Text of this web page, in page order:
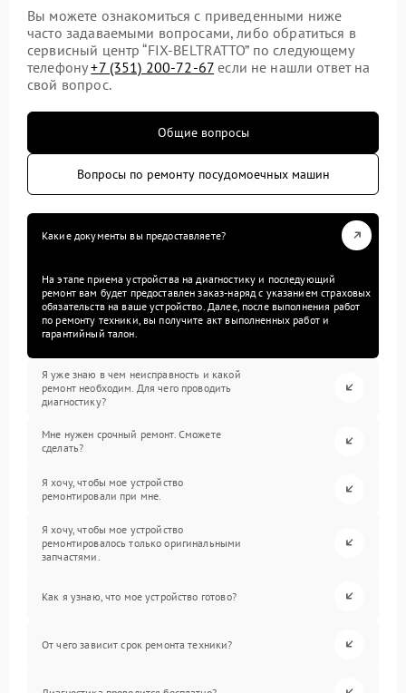
Вы можете ознакомиться с приведенными ниже
часто задаваемыми вопросами, либо обратиться в
сервисный центр “FIX-BELTRATTO” по следующему
телефону+7 (351) 200-72-67 если не нашли ответ на
свой вопрос.
Общие вопросы
Вопросы по ремонту посудомоечных машин
Какие документы вы предоставляете?
На этапе приема устройства на диагностику и последующий
ремонт вам будет предоставлен заказ-наряд с указанием страховых
обязательств на ваше устройство. Далее, после выполнения работ
по ремонту техники, вы получите акт выполненных работ и
гарантийный талон.
Я уже знаю в чем неисправность и какой
ремонт необходим. Для чего проводить
диагностику?
Мне нужен срочный ремонт. Сможете
сделать?
Я хочу, чтобы мое устройство
ремонтировали при мне.
Я хочу, чтобы мое устройство
ремонтировалось только оригинальными
запчастями.
Как я узнаю, что мое устройство готово?
От чего зависит срок ремонта техники?